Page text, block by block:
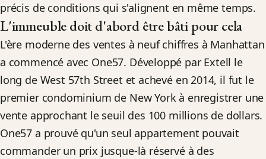
précis de conditions qui s'alignent en même temps.
L'immeuble doit d'abord être bâti pour cela
L'ère moderne des ventes à neuf chiffres à Manhattan
a commencé avec One57. Développé par Extell le
long de West 57th Street et achevé en 2014, il fut le
premier condominium de New York à enregistrer une
vente approchant le seuil des 100 millions de dollars.
One57 a prouvé qu'un seul appartement pouvait
commander un prix jusque-là réservé à des